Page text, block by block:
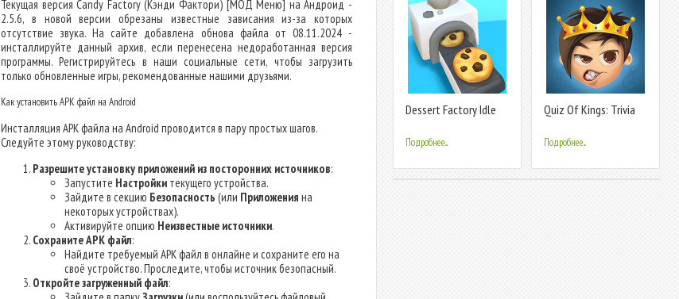
Текущая версия Candy Factory (Кэнди Фактори) [МОД Меню] на Андроид -
2.5.6, в новой версии обрезаны известные зависания из-за которых
отсутствие звука. На сайте добавлена обнова файла от 08.11.2024 -
инсталлируйте данный архив, если перенесена недоработанная версия
программы. Регистрируйтесь в наши социальные сети, чтобы загрузить
только обновленные игры, рекомендованные нашими друзьями.
Как установить APK файл на Android
Инсталляция APK файла на Android проводится в пару простых шагов.
Следуйте этому руководству:
Разрешите установку приложений из посторонних источников:
Запустите Настройки текущего устройства.
Зайдите в секцию Безопасность (или Приложения на
некоторых устройствах).
Активируйте опцию Неизвестные источники.
Сохраните APK файл:
Найдите требуемый APK файл в онлайне и сохраните его на
своё устройство. Проследите, чтобы источник безопасный.
Откройте загруженный файл:
Dessert Factory Idle
Подробнее...
Quiz Of Kings: Trivia
Подробнее...